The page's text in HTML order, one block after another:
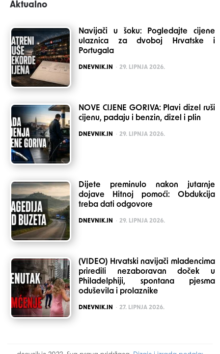
Aktualno
Navijači u šoku: Pogledajte cijene
ulaznica za dvoboj Hrvatske i
Portugala
POSTED
DNEVNIK.IN 29. LIPNJA 2026.
NOVE CIJENE GORIVA: Plavi dizel ruši
cijenu, padaju i benzin, dizel i plin
POSTED
DNEVNIK.IN 29. LIPNJA 2026.
Dijete preminulo nakon jutarnje
dojave Hitnoj pomoći: Obdukcija
treba dati odgovore
POSTED
DNEVNIK.IN 29. LIPNJA 2026.
(VIDEO) Hrvatski navijači mladencima
priredili nezaboravan doček u
Philadelphiji, spontana pjesma
oduševila i prolaznike
POSTED
DNEVNIK.IN 27. LIPNJA 2026.